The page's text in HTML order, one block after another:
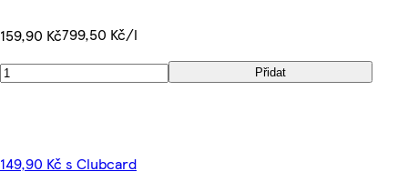
159,90 Kč799,50 Kč/l
Přidat
149,90 Kč s Clubcard